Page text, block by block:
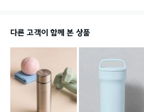
다른 고객이 함께 본 상품